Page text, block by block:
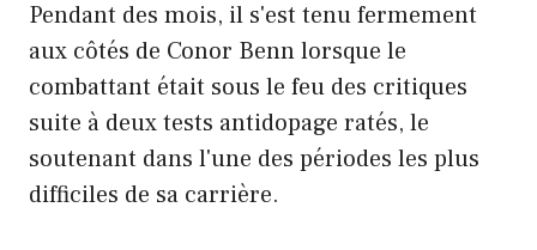
Pendant des mois, il s'est tenu fermement
aux côtés de Conor Benn lorsque le
combattant était sous le feu des critiques
suite à deux tests antidopage ratés, le
soutenant dans l'une des périodes les plus
difficiles de sa carrière.